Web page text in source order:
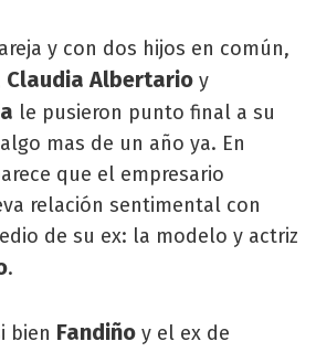
y con dos hijos en común,
Claudia Albertario y
le pusieron punto final a su
mas de un año ya. En
que el empresario
relación sentimental con
de su ex: la modelo y actriz
.
bien Fandiño y el ex de